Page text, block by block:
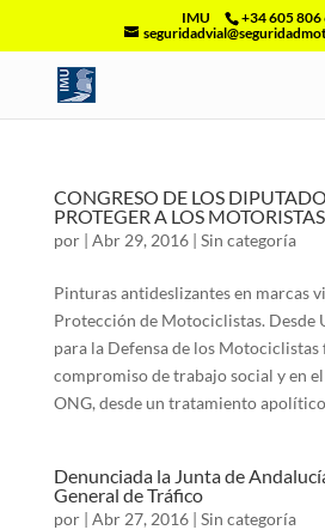
IMU
+34 605 806
CONGRESO DE LOS
PROTEGER A LOS MOTORISTAS
por | Abr 29, 2016| Sin categoría
Pinturas antideslizantes en marcas
Protección de Motociclistas. Desde
para la Defensa de los Motociclistas
compromiso de trabajo social y en
ONG, desde un tratamiento
Denunciada la Junta de
General de Tráfico
por | Abr 27, 2016| Sin categoría